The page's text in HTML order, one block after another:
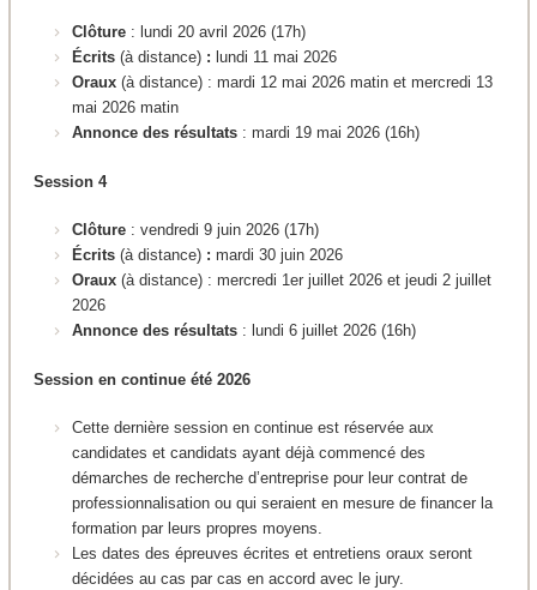
Clôture : lundi 20 avril 2026 (17h)
Écrits (à distance) : lundi 11 mai 2026
Oraux (à distance) : mardi 12 mai 2026 matin et mercredi 13
mai 2026 matin
Annonce des résultats : mardi 19 mai 2026 (16h)
Session 4
Clôture : vendredi 9 juin 2026 (17h)
Écrits (à distance) : mardi 30 juin 2026
Oraux (à distance) : mercredi 1er juillet 2026 et jeudi 2 juillet
2026
Annonce des résultats : lundi 6 juillet 2026 (16h)
Session en continue été 2026
Cette dernière session en continue est réservée aux
candidates et candidats ayant déjà commencé des
démarches de recherche d’entreprise pour leur contrat de
professionnalisation ou qui seraient en mesure de financer la
formation par leurs propres moyens.
Les dates des épreuves écrites et entretiens oraux seront
décidées au cas par cas en accord avec le jury.